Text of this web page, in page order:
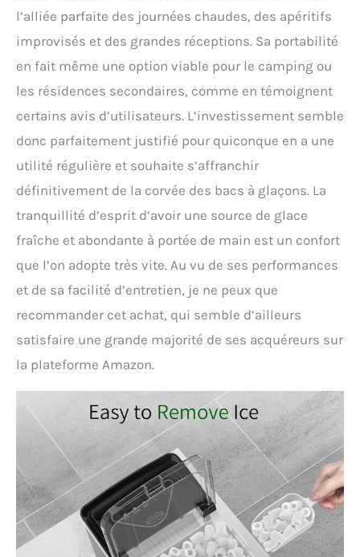
l’alliée parfaite des journées chaudes, des apéritifs
improvisés et des grandes réceptions. Sa portabilité
en fait même une option viable pour le camping ou
les résidences secondaires, comme en témoignent
certains avis d’utilisateurs. L’investissement semble
donc parfaitement justifié pour quiconque en a une
utilité régulière et souhaite s’affranchir
définitivement de la corvée des bacs à glaçons. La
tranquillité d’esprit d’avoir une source de glace
fraîche et abondante à portée de main est un confort
que l’on adopte très vite. Au vu de ses performances
et de sa facilité d’entretien, je ne peux que
recommander cet achat, qui semble d’ailleurs
satisfaire une grande majorité de ses acquéreurs sur
la plateforme Amazon.